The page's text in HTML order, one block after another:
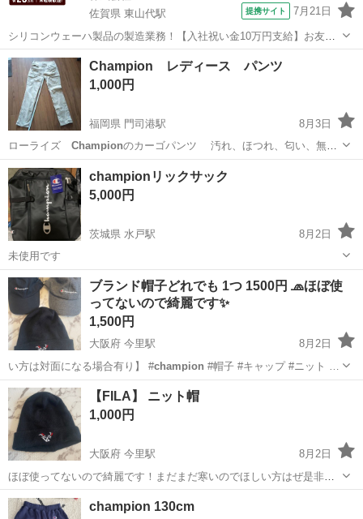
佐賀県 東山代駅
提携サイト 7月21日
シリコンウェーハ製品の製造業務！【入社祝い金10万円支給】お友達
やカップルとの応募OK◎年間休日129日＆休出なしでプライベート充
実♪業務はクリーンルームで快適作業◎自社正社員登用制度あり★1食
300円～の格安食堂あり！《佐...
佐賀 伊万里市 その他
Champion レディース パンツ
1,000円
福岡県 門司港駅
8月3日
ローライズ Championのカーゴパンツ 汚れ、ほつれ、匂い、無し
使用感あり 股下70センチ ウエスト緩めです ＊門司港付近まで
取りに来てくれる方 お問い合わせはお気軽に。
福岡 北九州市 門司港駅 パンツ
championリックサック
5,000円
茨城県 水戸駅
8月2日
未使用です
茨城 水戸市 水戸駅 バッグ champion
ブランド帽子どれでも 1つ 1500円 🧢ほぼ使
ってないので綺麗です✨
1,500円
大阪府 今里駅
8月2日
い方は対面になる場合有り】 #champion #帽子 #キャップ #ニット …
大阪 大阪市 今里駅 小物
【FILA】 ニット帽
1,000円
大阪府 今里駅
8月2日
ほぼ使ってないので綺麗です！まだまだ寒いのでほしい方はぜ是非！
サイズはフリーサイズです詳細は写真のタグ見てお願い致します。 ※
マンションポストにて非対面可能な方のみお取引お願いします。もし
大阪 大阪市
champion 130cm